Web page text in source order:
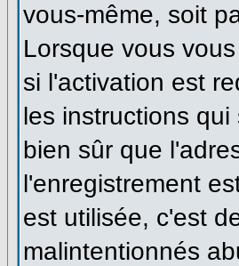
vous-même, soit
Lorsque vous
si l'activation est
les instructions
bien sûr que
l'enregistrement
est utilisée, c'est
malintentionnés